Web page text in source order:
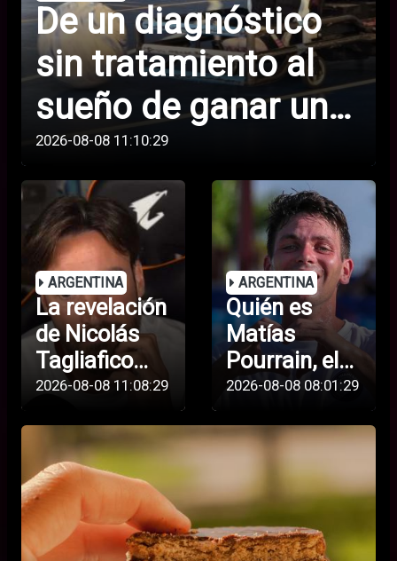
De un diagnóstico
sin tratamiento al
sueño de ganar un
Mundial: la vida de
Lorenzo, el
adolescente con
AME que jugará en
la selección
argentina
2026-08-08 11:10:29
ARGENTINA
La revelación
de Nicolás
Tagliafico
sobre su
selección
argentina:
“Creo que fue
mi último
Mundial”
2026-08-08 11:08:29
ARGENTINA
Quién es
Matías
Pourrain, el
futbolista
detenido en
Estados
Unidos
2026-08-08 08:01:29